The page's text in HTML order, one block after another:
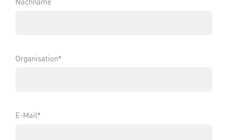
Organisation*
E-Mail*